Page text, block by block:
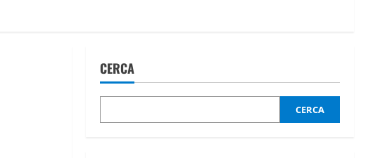
CERCA
CERCA